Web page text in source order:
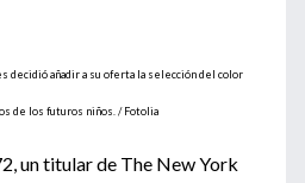
decidió añadir a su oferta la selección del color
de los futuros niños. / Fotolia
un titular de The New York